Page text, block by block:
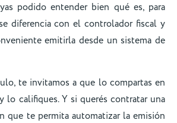
podido entender bien qué es, para
diferencia con el controlador fiscal y
emitirla desde un sistema de
te invitamos a que lo compartas en
lo califiques. Y si querés contratar una
que te permita automatizar la emisión